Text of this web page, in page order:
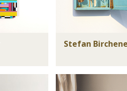
Stefan